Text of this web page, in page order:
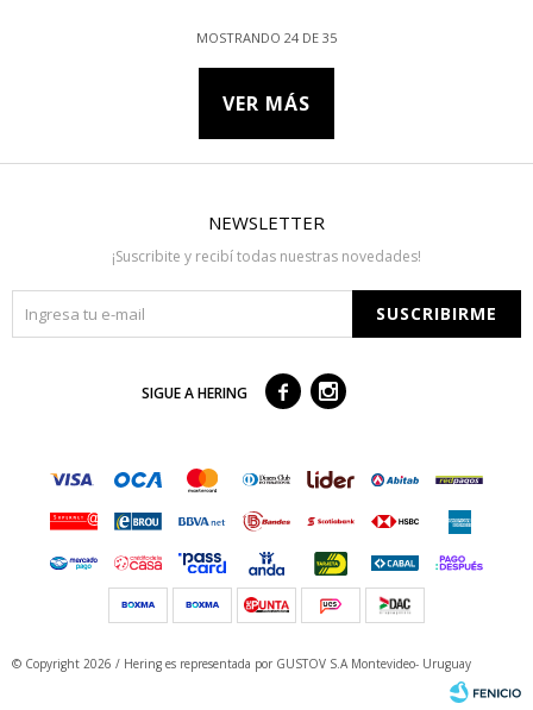
MOSTRANDO 24 DE 35
VER MÁS
NEWSLETTER
¡Suscribite y recibí todas nuestras novedades!
SUSCRIBIRME
SIGUE A HERING  
© Copyright 2026 / Hering es representada por GUSTOV S.A Montevideo- Uruguay